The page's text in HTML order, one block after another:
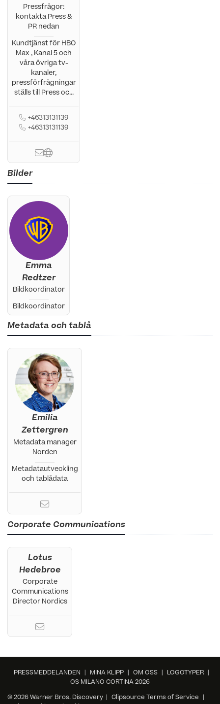
Pressfrågor:
kontakta Press &
PR nedan
Kundtjänst för HBO
Max , Kanal 5 och
våra övriga tv-
kanaler,
pressförfrågningar
ställs till Press oc...
+46313131139
+46313131139
Bilder
Emma
Redtzer
Bildkoordinator
Bildkoordinator
Metadata och tablå
Emilia
Zettergren
Metadata manager
Norden
Metadatautveckling
och tablådata
Corporate Communications
Lotus
Hedebroe
Corporate
Communications
Director Nordics
PRESSMEDDELANDEN MINA KLIPP OM OSS LOGOTYPER
OS MILANO CORTINA 2026
© 2026 Warner Bros. Discovery | Clipsource Terms of Service